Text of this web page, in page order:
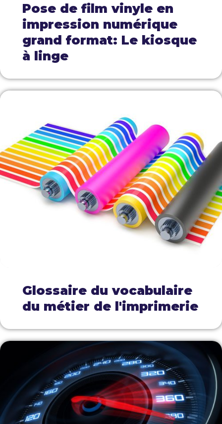
Pose de film vinyle en
impression numérique
grand format: Le kiosque
à linge
Glossaire du vocabulaire
du métier de l'imprimerie